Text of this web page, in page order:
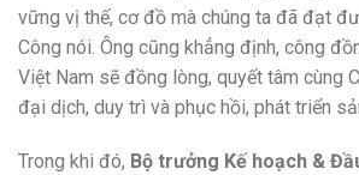
vững vị thế, cơ đồ mà chúng ta đã đạt
Công nói. Ông cũng khẳng định, công
Việt Nam sẽ đồng lòng, quyết tâm cùng
đại dịch, duy trì và phục hồi, phát triển
Trong khi đó, Bộ trưởng Kế hoạch &